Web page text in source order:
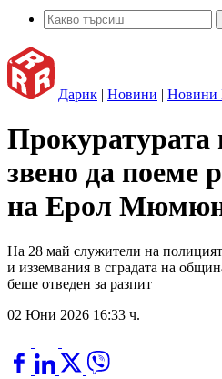
Дарик | Новини | Новини
Прокуратурата
звено да поеме
на Ерол
На 28 май служители на
и изземвания в сградата на
беше отведен за разпит
02 Юни 2026 16:33 ч.